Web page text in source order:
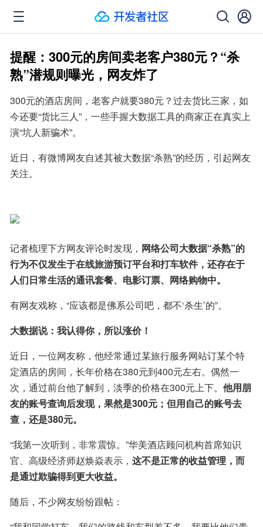
提醒：300元的房间卖老客户380元？“杀
熟”潜规则曝光，网友炸了
300元的酒店房间，老客户就要380元？过去货比三家，如
今还要“货比三人”，一些手握大数据工具的商家正在真实上
演“坑人新骗术”。
近日，有微博网友自述其被大数据“杀熟”的经历，引起网友
关注。
记者梳理下方网友评论时发现， 网络公司大数据“杀熟”的
行为不仅发生于在线旅游预订平台和打车软件，还存在于
人们日常生活的通讯套餐、电影订票、网络购物中。
有网友戏称，“应该都是佛系公司吧，都不‘杀生’的”。
大数据说：我认得你，所以涨价！
近日，一位网友称，他经常通过某旅行服务网站订某个特
定酒店的房间，长年价格在380元到400元左右。偶然一
次，通过前台他了解到，淡季的价格在300元上下。 他用朋
友的账号查询后发现，果然是300元；但用自己的账号去
查，还是380元。
“我第一次听到，非常震惊。”华美酒店顾问机构首席知识
官、高级经济师赵焕焱表示， 这不是正常的收益管理，而
是通过欺骗得到更大收益。
随后，不少网友纷纷跟帖：